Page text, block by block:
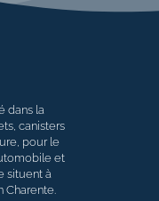
dans la
canisters
pour le
et
situent à
Charente.